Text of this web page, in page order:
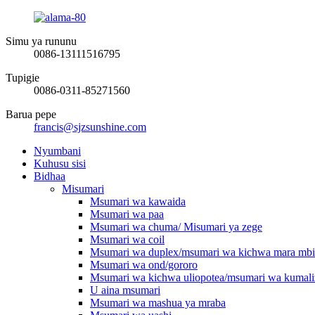
Simu ya rununu
0086-13111516795
Tupigie
0086-0311-85271560
Barua pepe
francis@sjzsunshine.com
Nyumbani
Kuhusu sisi
Bidhaa
Misumari
Msumari wa kawaida
Msumari wa paa
Msumari wa chuma/ Misumari ya zege
Msumari wa coil
Msumari wa duplex/msumari wa kichwa mara
Msumari wa ond/gororo
Msumari wa kichwa uliopotea/msumari wa
U aina msumari
Msumari wa mashua ya mraba